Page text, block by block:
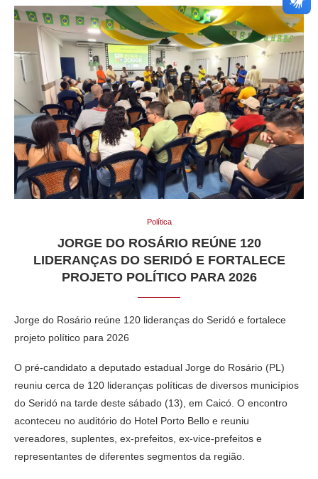
Política
JORGE DO ROSÁRIO REÚNE 120
LIDERANÇAS DO SERIDÓ E FORTALECE
PROJETO POLÍTICO PARA 2026
Jorge do Rosário reúne 120 lideranças do Seridó e fortalece
projeto político para 2026
O pré-candidato a deputado estadual Jorge do Rosário (PL)
reuniu cerca de 120 lideranças políticas de diversos municípios
do Seridó na tarde deste sábado (13), em Caicó. O encontro
aconteceu no auditório do Hotel Porto Bello e reuniu
vereadores, suplentes, ex-prefeitos, ex-vice-prefeitos e
representantes de diferentes segmentos da região.